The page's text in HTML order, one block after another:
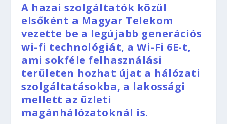
A hazai szolgáltatók közül
elsőként a Magyar Telekom
vezette be a legújabb generációs
wi-fi technológiát, a Wi-Fi 6E-t,
ami sokféle felhasználási
területen hozhat újat a hálózati
szolgáltatásokba, a lakossági
mellett az üzleti
magánhálózatoknál is.